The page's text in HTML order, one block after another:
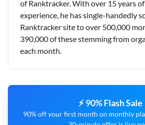
of Ranktracker. With over 15 years of
experience, he has single-handedly
Ranktracker site to over 500,000
390,000 of these stemming from
each month.
⚡ 90% Flash Sale
90% off your first month on monthly